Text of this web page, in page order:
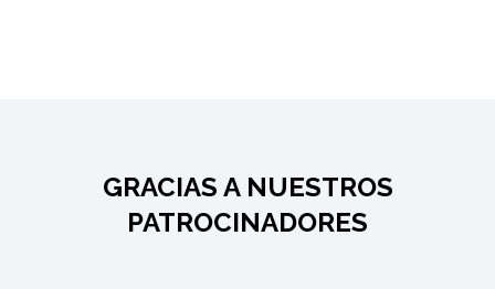
GRACIAS A NUESTROS
PATROCINADORES